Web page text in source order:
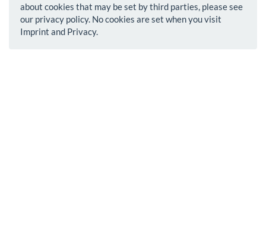
about cookies that may be set by third parties, please see
our privacy policy. No cookies are set when you visit
Imprint and Privacy.